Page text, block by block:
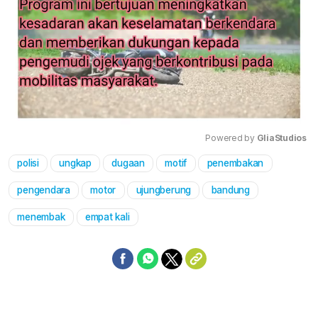
Mute
Powered by GliaStudios
polisi ungkap dugaan motif penembakan
pengendara motor ujungberung bandung
menembak empat kali